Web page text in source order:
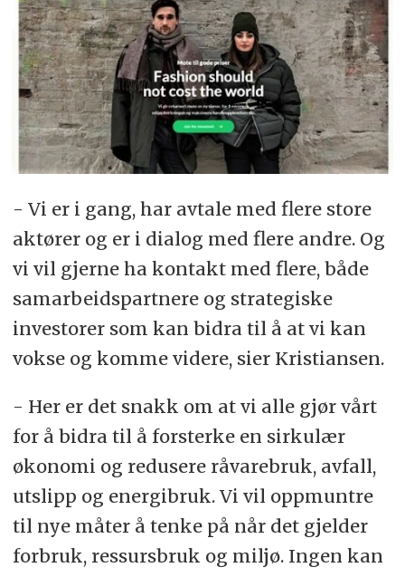
- Vi er i gang, har avtale med flere store
aktører og er i dialog med flere andre. Og
vi vil gjerne ha kontakt med flere, både
samarbeidspartnere og strategiske
investorer som kan bidra til å at vi kan
vokse og komme videre, sier Kristiansen.
- Her er det snakk om at vi alle gjør vårt
for å bidra til å forsterke en sirkulær
økonomi og redusere råvarebruk, avfall,
utslipp og energibruk. Vi vil oppmuntre
til nye måter å tenke på når det gjelder
forbruk, ressursbruk og miljø. Ingen kan